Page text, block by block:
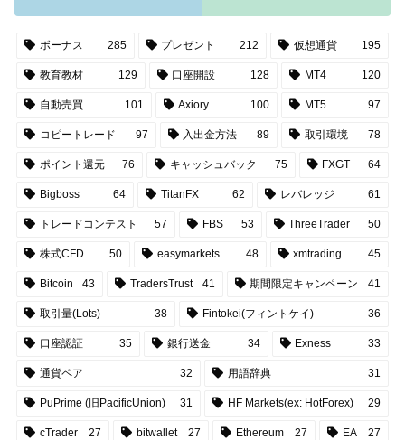
ボーナス 285 プレゼント 212 仮想通貨 195
教育教材 129 口座開設 128 MT4 120
自動売買 101 Axiory 100 MT5 97
コピートレード 97 入出金方法 89 取引環境 78
ポイント還元 76 キャッシュバック 75 FXGT 64
Bigboss 64 TitanFX 62 レバレッジ 61
トレードコンテスト 57 FBS 53 ThreeTrader 50
株式CFD 50 easymarkets 48 xmtrading 45
Bitcoin 43 TradersTrust 41 期間限定キャンペーン 41
取引量(Lots) 38 Fintokei(フィントケイ) 36
口座認証 35 銀行送金 34 Exness 33
通貨ペア 32 用語辞典 31
PuPrime (旧PacificUnion) 31 HF Markets(ex: HotForex) 29
cTrader 27 bitwallet 27 Ethereum 27 EA 27